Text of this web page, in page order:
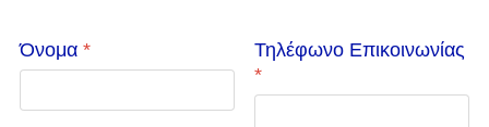
Όνομα *
Τηλέφωνο Επικοινωνίας
*